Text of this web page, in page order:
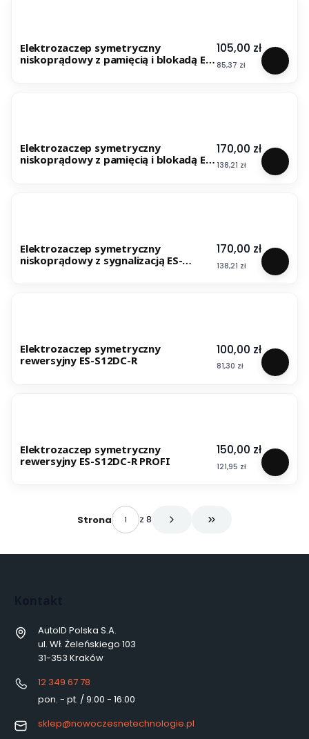
Elektrozaczep symetryczny
niskoprądowy z pamięcią i blokadą ES-
Cena
105,00 zł
Cena
85,37 zł
Elektrozaczep symetryczny
niskoprądowy z pamięcią i blokadą ES-
Cena
170,00 zł
Cena
138,21 zł
Elektrozaczep symetryczny
niskoprądowy z sygnalizacją ES-
Cena
170,00 zł
Cena
138,21 zł
Elektrozaczep symetryczny
rewersyjny ES-S12DC-R
Cena
100,00 zł
Cena
81,30 zł
Elektrozaczep symetryczny
rewersyjny ES-S12DC-R PROFI
Cena
150,00 zł
Cena
121,95 zł
Strona z 8 Przejdź do ostatniej
AutoID Polska S.A.
ul. Wł. Żeleńskiego 103
31-353 Kraków
12 349 67 78
pon. - pt. / 9:00 - 16:00
sklep@nowoczesnetechnologie.pl